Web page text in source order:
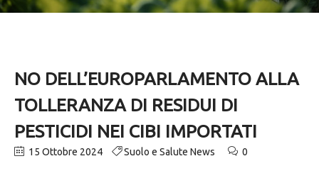
NO DELL’EUROPARLAMENTO ALLA
TOLLERANZA DI RESIDUI DI
PESTICIDI NEI CIBI IMPORTATI
15 Ottobre 2024 Suolo e Salute News 0